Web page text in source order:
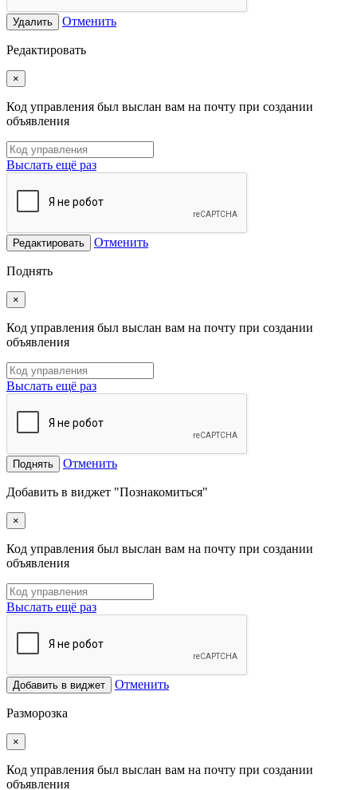
Удалить Отменить
Редактировать
×
Код управления был выслан вам на почту при создании
объявления
Выслать ещё раз
Редактировать Отменить
Поднять
×
Код управления был выслан вам на почту при создании
объявления
Выслать ещё раз
Поднять Отменить
Добавить в виджет "Познакомиться"
×
Код управления был выслан вам на почту при создании
объявления
Выслать ещё раз
Добавить в виджет Отменить
Разморозка
×
Код управления был выслан вам на почту при создании
объявления